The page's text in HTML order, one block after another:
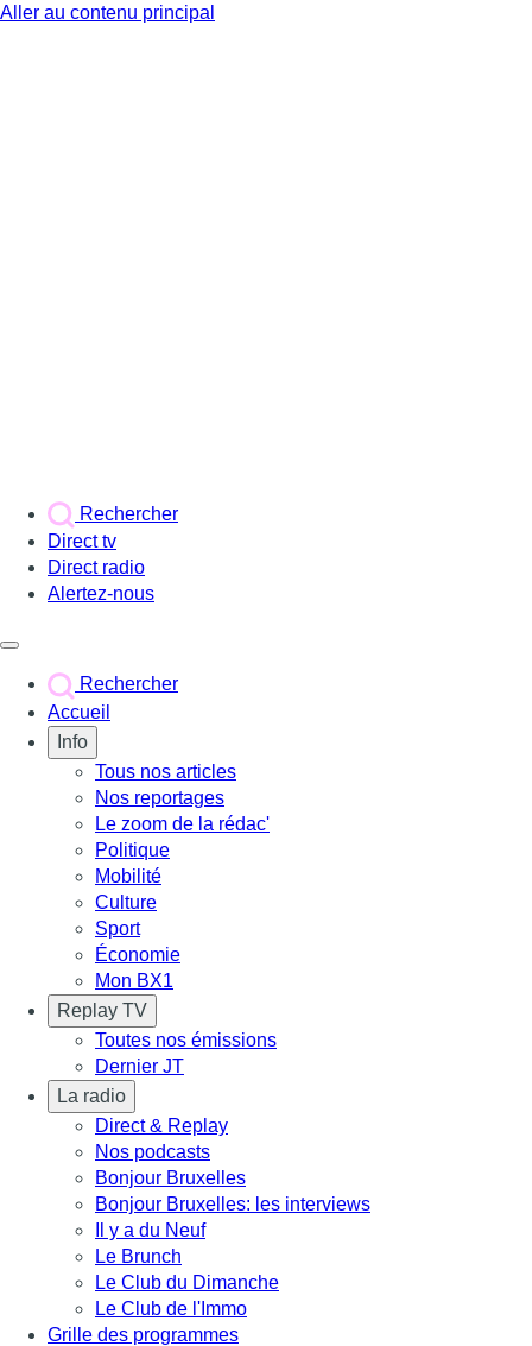
Aller au contenu principal
Rechercher
Direct tv
Direct radio
Alertez-nous
Rechercher
Accueil
Info
Tous nos articles
Nos reportages
Le zoom de la rédac'
Politique
Mobilité
Culture
Sport
Économie
Mon BX1
Replay TV
Toutes nos émissions
Dernier JT
La radio
Direct & Replay
Nos podcasts
Bonjour Bruxelles
Bonjour Bruxelles: les interviews
Il y a du Neuf
Le Brunch
Le Club du Dimanche
Le Club de l'Immo
Grille des programmes